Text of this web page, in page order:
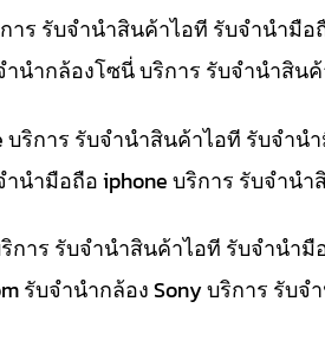
าร รับจำนำสินค้าไอที รับจำนำมื
ำนำกล้องโซนี่ บริการ รับจำนำสิ
บริการ รับจำนำสินค้าไอที รับจำ
ำนำมือถือ iphone บริการ รับจำ
การ รับจำนำสินค้าไอที รับจำน
รับจำนำกล้อง Sony บริการ รั